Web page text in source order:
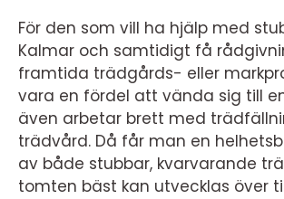
För den som vill ha hjälp med
Kalmar och samtidigt få
framtida trädgårds- eller
vara en fördel att vända sig till
även arbetar brett med
trädvård. Då får man en
av både stubbar, kvarvarande
tomten bäst kan utvecklas över